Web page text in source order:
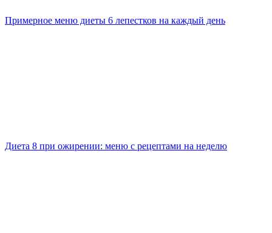
Примерное меню диеты 6 лепестков на каждый день
Диета 8 при ожирении: меню с рецептами на неделю